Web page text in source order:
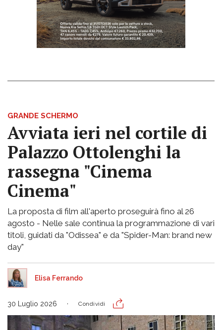
GRANDE SCHERMO
Avviata ieri nel cortile di
Palazzo Ottolenghi la
rassegna "Cinema
Cinema"
La proposta di film all'aperto proseguirà fino al 26
agosto - Nelle sale continua la programmazione di vari
titoli, guidati da "Odissea" e da "Spider-Man: brand new
day"
Elisa Ferrando
30 Luglio 2026 Condividi